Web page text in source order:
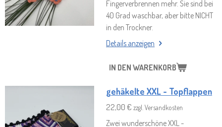
Fingerverbrennen mehr. Sie sind bei
40 Grad waschbar, aber bitte NICHT
in den Trockner.
Details anzeigen
IN DEN WARENKORB
gehäkelte XXL - Topflappen
22,00 € zzgl. Versandkosten
Zwei wunderschöne XXL -